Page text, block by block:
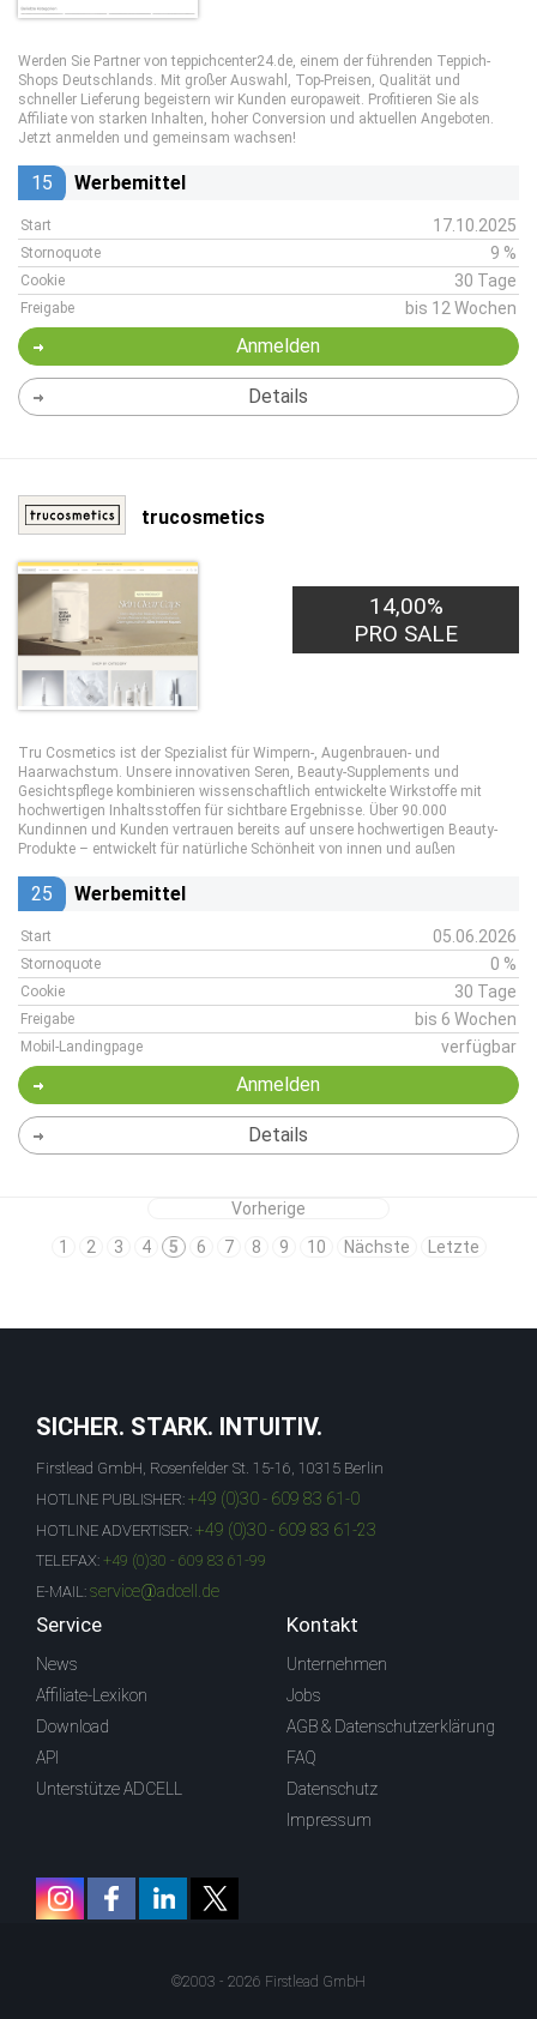
Werden Sie Partner von teppichcenter24.de, einem der führenden Teppich-
Shops Deutschlands. Mit großer Auswahl, Top-Preisen, Qualität und
schneller Lieferung begeistern wir Kunden europaweit. Profitieren Sie als
Affiliate von starken Inhalten, hoher Conversion und aktuellen Angeboten.
Jetzt anmelden und gemeinsam wachsen!
15 Werbemittel
Start 17.10.2025
Stornoquote 9 %
Cookie 30 Tage
Freigabe bis 12 Wochen
Anmelden
Details
trucosmetics
14,00%
PRO SALE
Tru Cosmetics ist der Spezialist für Wimpern-, Augenbrauen- und
Haarwachstum. Unsere innovativen Seren, Beauty-Supplements und
Gesichtspflege kombinieren wissenschaftlich entwickelte Wirkstoffe mit
hochwertigen Inhaltsstoffen für sichtbare Ergebnisse. Über 90.000
Kundinnen und Kunden vertrauen bereits auf unsere hochwertigen Beauty-
Produkte – entwickelt für natürliche Schönheit von innen und außen
25 Werbemittel
Start 05.06.2026
Stornoquote 0 %
Cookie 30 Tage
Freigabe bis 6 Wochen
Mobil-Landingpage verfügbar
Anmelden
Details
Vorherige
1
2 3 4 5 6 7 8 9 10 Nächste Letzte
SICHER. STARK. INTUITIV.
Firstlead GmbH, Rosenfelder St. 15-16, 10315 Berlin
HOTLINE PUBLISHER: +49 (0)30 - 609 83 61-0
HOTLINE ADVERTISER: +49 (0)30 - 609 83 61-23
TELEFAX: +49 (0)30 - 609 83 61-99
E-MAIL: service@adcell.de
Service
News
Affiliate-Lexikon
Download
API
Unterstütze ADCELL
Kontakt
Unternehmen
Jobs
AGB & Datenschutzerklärung
FAQ
Datenschutz
Impressum
©2003 - 2026 Firstlead GmbH